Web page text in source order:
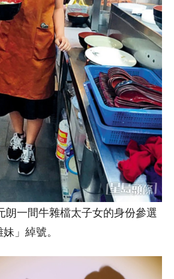
朗一間牛雜檔太子女的身份參選
」綽號。